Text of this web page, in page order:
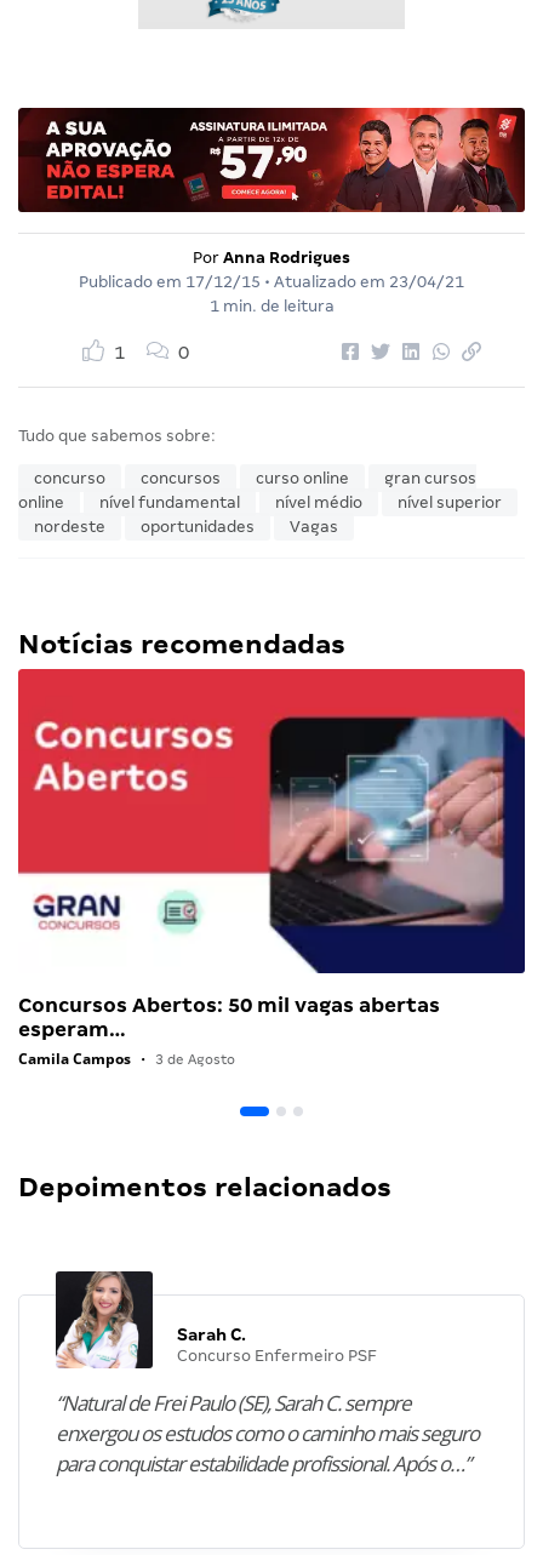
Por Anna Rodrigues
Publicado em 17/12/15 • Atualizado em 23/04/21
1 min. de leitura
1 0
Tudo que sabemos sobre:
concurso concursos curso online
gran cursos
online
nível fundamental nível médio
nível superior
nordeste
oportunidades Vagas
Notícias recomendadas
Concursos Abertos: 50 mil vagas abertas
esperam…
Camila Campos • 3 de Agosto
Depoimentos relacionados
Sarah C.
Concurso Enfermeiro PSF
“Natural de Frei Paulo (SE), Sarah C. sempre
enxergou os estudos como o caminho mais seguro
para conquistar estabilidade profissional. Após o…”